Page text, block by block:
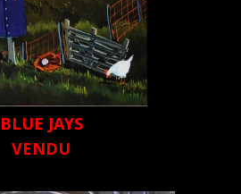
BLUE JAYS
VENDU